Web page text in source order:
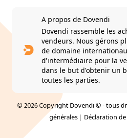
A propos de Dovendi
Dovendi rassemble les
vendeurs. Nous gérons
de domaine
d'intermédiaire pour la
dans le but d'obtenir un
toutes les parties.
© 2026 Copyright Dovendi © - tous
générales | Déclaration